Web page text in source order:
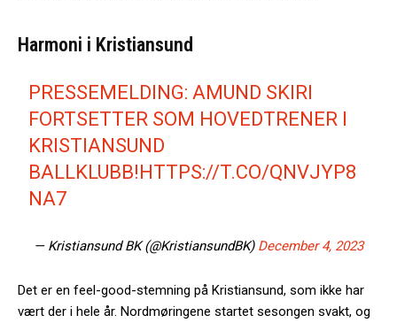
Harmoni i Kristiansund
PRESSEMELDING: AMUND SKIRI
FORTSETTER SOM HOVEDTRENER I
KRISTIANSUND
BALLKLUBB!HTTPS://T.CO/QNVJYP8
NA7
— Kristiansund BK (@KristiansundBK) December 4, 2023
Det er en feel-good-stemning på Kristiansund, som ikke har
vært der i hele år. Nordmøringene startet sesongen svakt, og